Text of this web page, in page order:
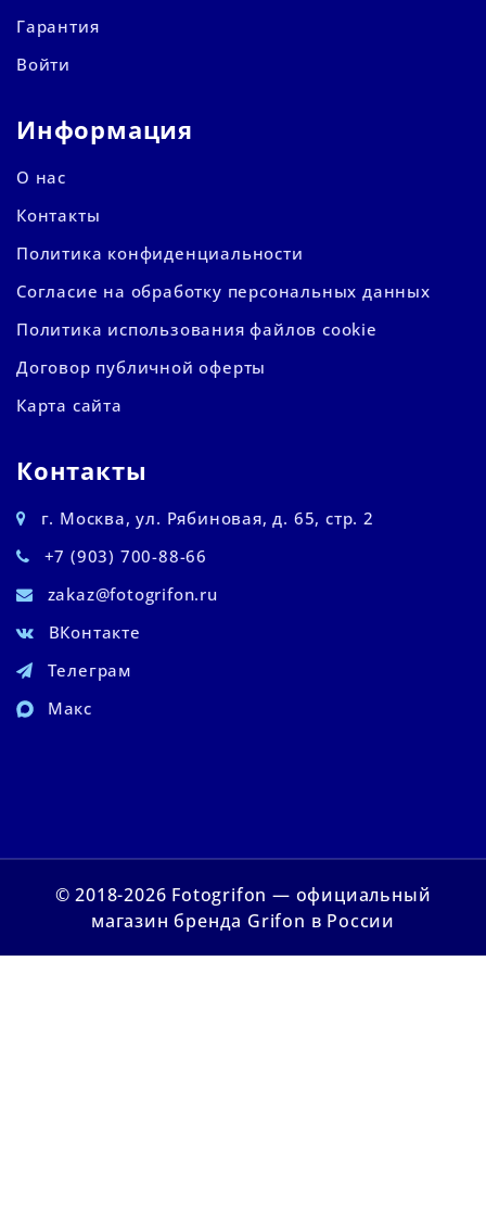
Гарантия
Войти
Информация
О нас
Контакты
Политика конфиденциальности
Согласие на обработку персональных данных
Политика использования файлов cookie
Договор публичной оферты
Карта сайта
Контакты
г. Москва, ул. Рябиновая, д. 65, стр. 2
+7 (903) 700-88-66
zakaz@fotogrifon.ru
ВКонтакте
Телеграм
Макс
© 2018-2026 Fotogrifon — официальный
магазин бренда Grifon в России